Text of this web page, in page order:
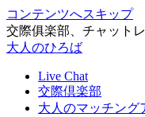
コンテンツへスキップ
交際俱楽部、チャット
大人のひろば
Live Chat
交際倶楽部
大人のマッチング